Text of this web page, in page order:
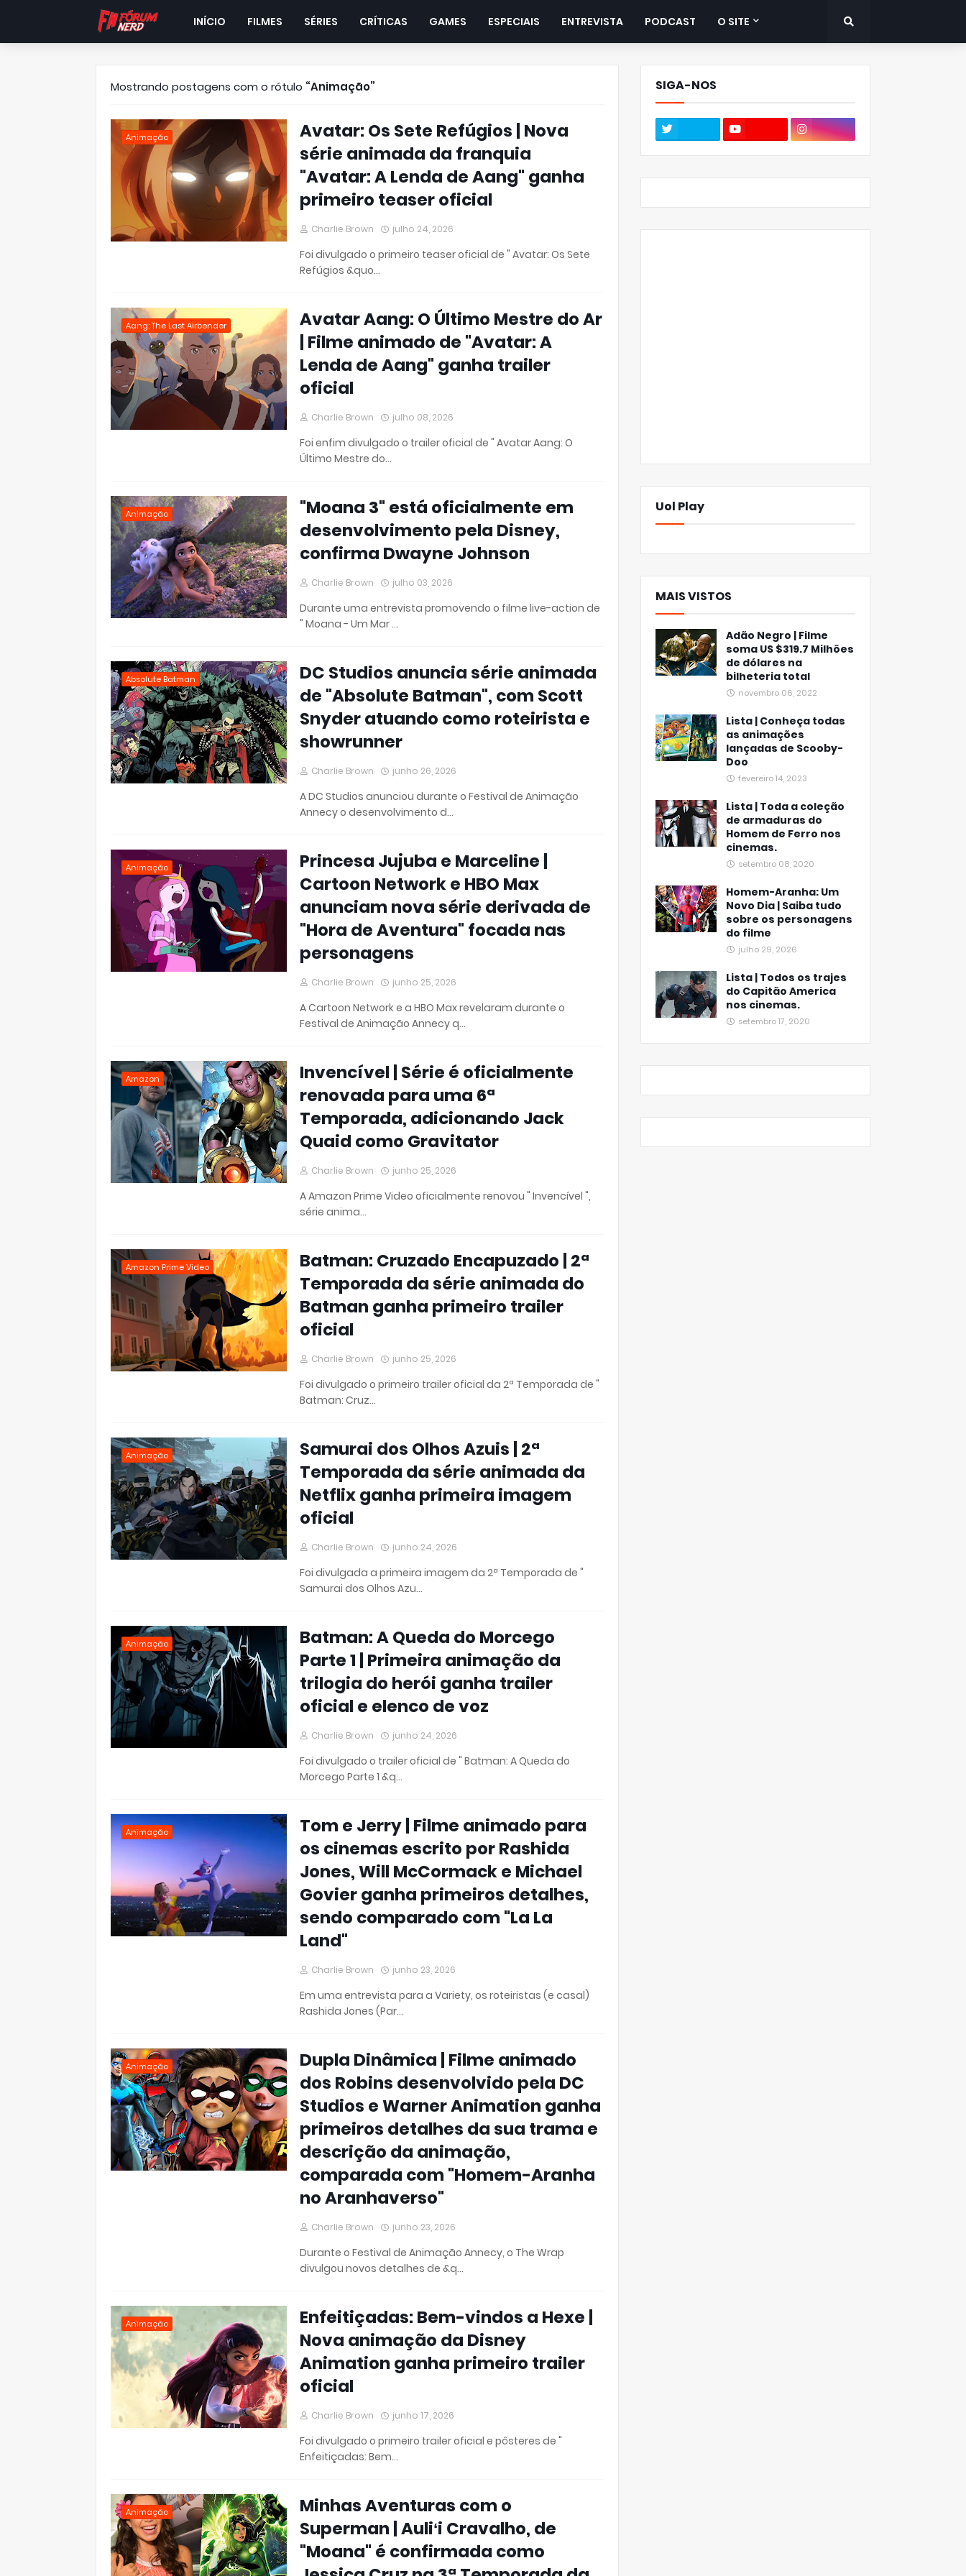
INÍCIO FILMES SÉRIES CRÍTICAS GAMES ESPECIAIS ENTREVISTA PODCAST O SITE
Mostrando postagens com o rótulo Animação
Animação
Avatar: Os Sete Refúgios | Nova
série animada da franquia
"Avatar: A Lenda de Aang" ganha
primeiro teaser oficial
Charlie Brown julho 24, 2026
Foi divulgado o primeiro teaser oficial de " Avatar: Os Sete
Refúgios &quo…
Aang: The Last Airbender
Avatar Aang: O Último Mestre do Ar
| Filme animado de "Avatar: A
Lenda de Aang" ganha trailer
oficial
Charlie Brown julho 08, 2026
Foi enfim divulgado o trailer oficial de " Avatar Aang: O
Último Mestre do…
Animação
"Moana 3" está oficialmente em
desenvolvimento pela Disney,
confirma Dwayne Johnson
Charlie Brown julho 03, 2026
Durante uma entrevista promovendo o filme live-action de
" Moana - Um Mar …
Absolute Batman
DC Studios anuncia série animada
de "Absolute Batman", com Scott
Snyder atuando como roteirista e
showrunner
Charlie Brown junho 26, 2026
A DC Studios anunciou durante o Festival de Animação
Annecy o desenvolvimento d…
Animação
Princesa Jujuba e Marceline |
Cartoon Network e HBO Max
anunciam nova série derivada de
"Hora de Aventura" focada nas
personagens
Charlie Brown junho 25, 2026
A Cartoon Network e a HBO Max revelaram durante o
Festival de Animação Annecy q…
Amazon
Invencível | Série é oficialmente
renovada para uma 6ª
Temporada, adicionando Jack
Quaid como Gravitator
Charlie Brown junho 25, 2026
A Amazon Prime Video oficialmente renovou " Invencível ",
série anima…
Amazon Prime Video
Batman: Cruzado Encapuzado | 2ª
Temporada da série animada do
Batman ganha primeiro trailer
oficial
Charlie Brown junho 25, 2026
Foi divulgado o primeiro trailer oficial da 2ª Temporada de "
Batman: Cruz…
Animação
Samurai dos Olhos Azuis | 2ª
Temporada da série animada da
Netflix ganha primeira imagem
oficial
Charlie Brown junho 24, 2026
Foi divulgada a primeira imagem da 2ª Temporada de "
Samurai dos Olhos Azu…
Animação
Batman: A Queda do Morcego
Parte 1 | Primeira animação da
trilogia do herói ganha trailer
oficial e elenco de voz
Charlie Brown junho 24, 2026
Foi divulgado o trailer oficial de " Batman: A Queda do
Morcego Parte 1 &q…
Animação
Tom e Jerry | Filme animado para
os cinemas escrito por Rashida
Jones, Will McCormack e Michael
Govier ganha primeiros detalhes,
sendo comparado com "La La
Land"
Charlie Brown junho 23, 2026
Em uma entrevista para a Variety, os roteiristas (e casal)
Rashida Jones (Par…
Animação
Dupla Dinâmica | Filme animado
dos Robins desenvolvido pela DC
Studios e Warner Animation ganha
primeiros detalhes da sua trama e
descrição da animação,
comparada com "Homem-Aranha
no Aranhaverso"
Charlie Brown junho 23, 2026
Durante o Festival de Animação Annecy, o The Wrap
divulgou novos detalhes de &q…
Animação
Enfeitiçadas: Bem-vindos a Hexe |
Nova animação da Disney
Animation ganha primeiro trailer
oficial
Charlie Brown junho 17, 2026
Foi divulgado o primeiro trailer oficial e pôsteres de "
Enfeitiçadas: Bem…
Animação
Minhas Aventuras com o
Superman | Auliʻi Cravalho, de
"Moana" é confirmada como
SIGA-NOS
Uol Play
MAIS VISTOS
Adão Negro | Filme
soma US $319.7 Milhões
de dólares na
bilheteria total
novembro 06, 2022
Lista | Conheça todas
as animações
lançadas de Scooby-
Doo
fevereiro 14, 2023
Lista | Toda a coleção
de armaduras do
Homem de Ferro nos
cinemas.
setembro 08, 2020
Homem-Aranha: Um
Novo Dia | Saiba tudo
sobre os personagens
do filme
julho 29, 2026
Lista | Todos os trajes
do Capitão America
nos cinemas.
setembro 17, 2020